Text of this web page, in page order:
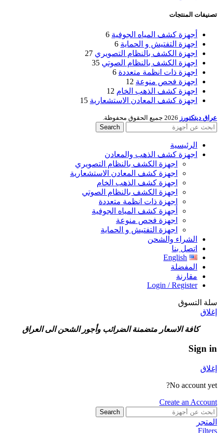
تصنيفات المنتجات
أجهزة كشف المياه الجوفية 6
اجهزة التفتيش و الحماية 6
اجهزة الكشف بالنظام التصويري 27
اجهزة الكشف بالنظام الصوتي 35
اجهزة ذات انظمة متعددة 6
اجهزة فحص منوعة 12
اجهزة كشف الذهب الخام 12
اجهزة كشف المعادن الاستشعارية 15
عراق ديتكتورز 2026 جميع الحقوق محفوظة.
Search
الرئيسية
اجهزة كشف الذهب والمعادن
اجهزة الكشف بالنظام التصويري
اجهزة كشف المعادن الاستشعارية
اجهزة كشف الذهب الخام
اجهزة الكشف بالنظام الصوتي
اجهزة ذات انظمة متعددة
أجهزة كشف المياه الجوفية
اجهزة فحص منوعة
اجهزة التفتيش و الحماية
الشراء والشحن
اتصل بنا
English
المفضلة
مقارنة
Login / Register
سلة التسوق
إغلاق
كافة الاسعار متضمنة الضرائب وأجور الشحن الى العراق
Sign in
إغلاق
No account yet?
Create an Account
Search
المتجر
Filters